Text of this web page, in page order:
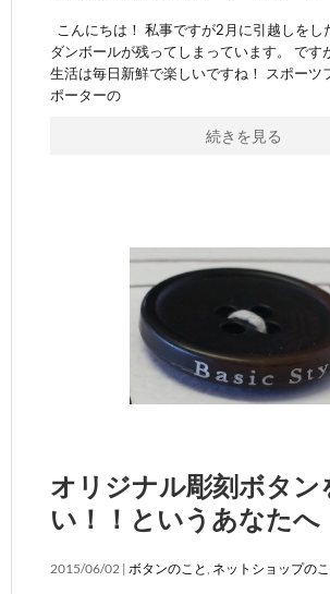
こんにちは！ 私事ですが2月に引越しをし
ダンボールが残ってしまっています。 です
生活は毎日新鮮で楽しいですね！ スポーツ
ポーターの
続きを見る
オリジナル彫刻ボタン
い！！というあなたへ
2015/06/02 | ボタンのこと ネットショップの